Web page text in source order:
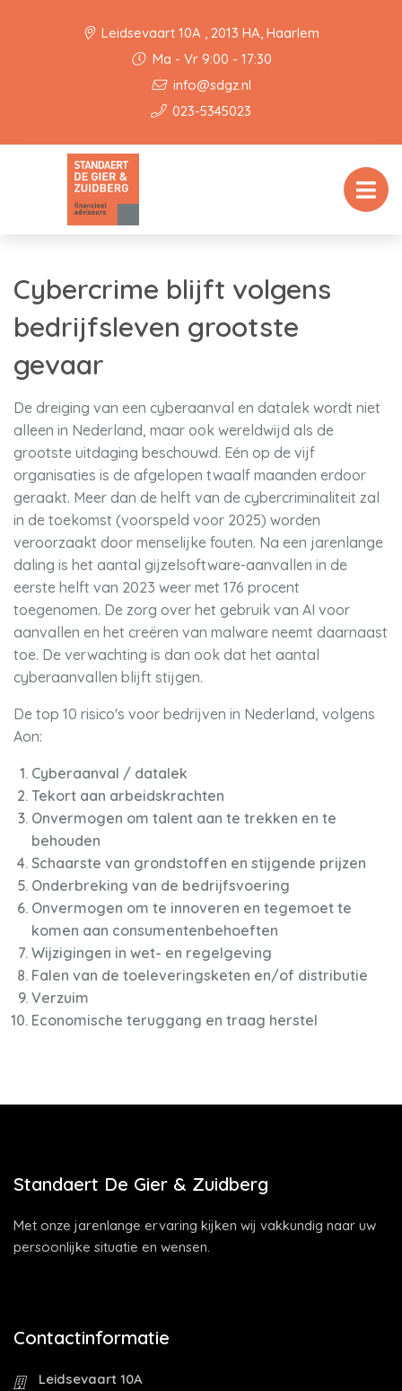
Leidsevaart 10A , 2013 HA, Haarlem
Ma - Vr 9:00 - 17:30
info@sdgz.nl
023-5345023
Cybercrime blijft volgens
bedrijfsleven grootste
gevaar
De dreiging van een cyberaanval en datalek wordt niet
alleen in Nederland, maar ook wereldwijd als de
grootste uitdaging beschouwd. Eén op de vijf
organisaties is de afgelopen twaalf maanden erdoor
geraakt. Meer dan de helft van de cybercriminaliteit zal
in de toekomst (voorspeld voor 2025) worden
veroorzaakt door menselijke fouten. Na een jarenlange
daling is het aantal gijzelsoftware-aanvallen in de
eerste helft van 2023 weer met 176 procent
toegenomen. De zorg over het gebruik van AI voor
aanvallen en het creëren van malware neemt daarnaast
toe. De verwachting is dan ook dat het aantal
cyberaanvallen blijft stijgen.
De top 10 risico's voor bedrijven in Nederland, volgens
Aon:
Cyberaanval / datalek
Tekort aan arbeidskrachten
Onvermogen om talent aan te trekken en te
behouden
Schaarste van grondstoffen en stijgende prijzen
Onderbreking van de bedrijfsvoering
Onvermogen om te innoveren en tegemoet te
komen aan consumentenbehoeften
Wijzigingen in wet- en regelgeving
Falen van de toeleveringsketen en/of distributie
Verzuim
Economische teruggang en traag herstel
Standaert De Gier & Zuidberg
Met onze jarenlange ervaring kijken wij vakkundig naar uw
persoonlijke situatie en wensen.
Contactinformatie
Leidsevaart 10A